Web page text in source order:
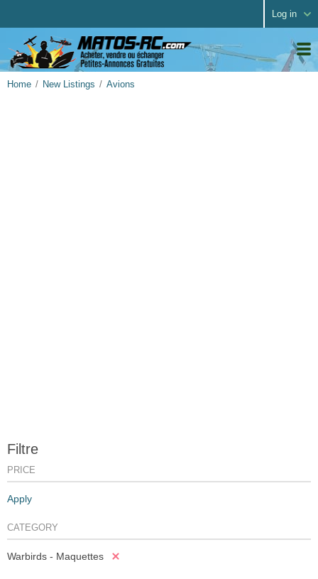
Log in
Home New Listings Avions
Filtre
PRICE
Apply
CATEGORY
Warbirds - Maquettes